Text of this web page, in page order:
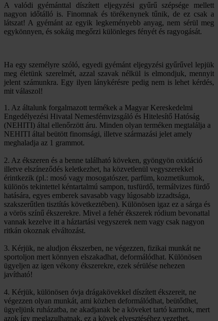
A valódi gyémánttal díszített eljegyzési gyűrű szépsége mellett
nagyon időtálló is. Finomnak és törékenynek tűnik, de ez csak a
látszat! A gyémánt az egyik legkeményebb anyag, nem sérül meg
egykönnyen, és sokáig megőrzi különleges fényét és ragyogását.
Ha egy személyre szóló, egyedi gyémánt eljegyzési gyűrűvel lepjük
meg életünk szerelmét, azzal szavak nélkül is elmondjuk, mennyit
jelent számunkra. Egy ilyen lánykérésre pedig nem is lehet kérdés,
mit válaszol!
1. Az általunk forgalmazott termékek a Magyar Kereskedelmi
Engedélyezési Hivatal Nemesfémvizsgáló és Hitelesítő Hatóság
(NEHITI) által ellenőrzött áru. Minden olyan terméken megtalálja a
NEHITI által beütött finomsági, illetve származási jelet amely
meghaladja az 1 grammot.
2. Az ékszeren és a benne található köveken, gyöngyön oxidáció
illetve elszíneződés keletkezhet, ha közvetlenül vegyszerekkel
érintkezik (pl.: mosó vagy mosogatószer, parfüm, kozmetikumok,
különös tekintettel kéntartalmú sampon, tusfürdő, termálvizes fürdő
hatására, egyes emberek savasabb vagy lúgosabb izzadtsága,
szakszerűtlen tisztítás következtében). Különösen igaz ez a sárga és
a vörös színű ékszerekre. Mivel a fehér ékszerek ródium bevonattal
vannak kezelve itt a háztartási vegyszerek nem vagy csak nagyon
ritkán okoznak elváltozást.
3. Kérjük, ne aludjon ékszerben, ne végezzen, fizikai munkát ne
sportoljon mert könnyen elszakadhat, deformálódhat. Különösen
ügyeljen az igen vékony ékszerekre, ezek sérülése nehezen
javítható!
4. Kérjük, különösen óvja drágakövekkel díszített ékszereit, ne
végezzen olyan munkát, ami közben deformálódhat, beütődhet,
ügyeljünk ruházatba, ne akadjanak be a köveket tartó karmok, mert
azok így meglazulhatnak, ez a kövek elvesztéséhez vezethet.